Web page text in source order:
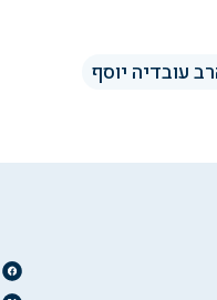
עובדיה יוסף